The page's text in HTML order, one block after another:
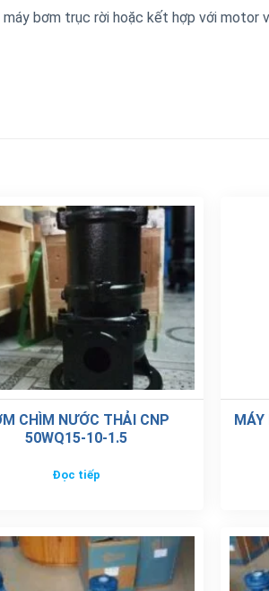
bơm trục rời hoặc kết hợp với motor
CHÌM NƯỚC THẢI CNP
50WQ15-10-1.5
Đọc tiếp